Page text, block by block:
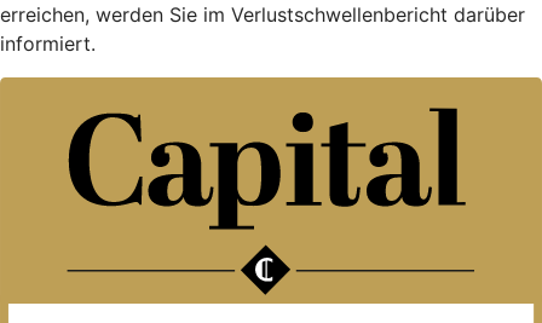
erreichen, werden Sie im Verlustschwellenbericht darüber
informiert.